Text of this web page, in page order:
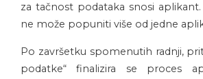
za tačnost podataka snosi
ne može popuniti više od jedne
Po završetku spomenutih radnji,
podatke“ finalizira se proces